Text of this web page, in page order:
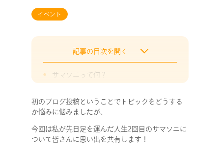
イベント
記事の目次を開く
サマソニって何？
最後に
初のブログ投稿ということでトピックをどうする
か悩みに悩みましたが、
今回は私が先日足を運んだ人生2回目のサマソニに
ついて皆さんに思い出を共有します！